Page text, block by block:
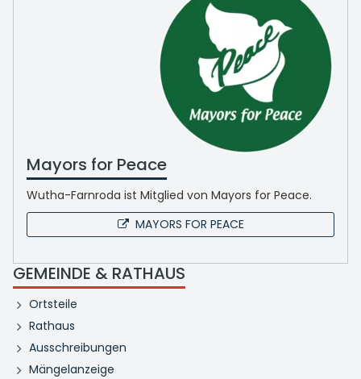
Mayors for Peace
Wutha-Farnroda ist Mitglied von Mayors for Peace.
MAYORS FOR PEACE
GEMEINDE & RATHAUS
Ortsteile
Rathaus
Ausschreibungen
Mängelanzeige